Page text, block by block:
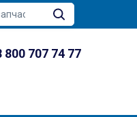
800 707 74 77